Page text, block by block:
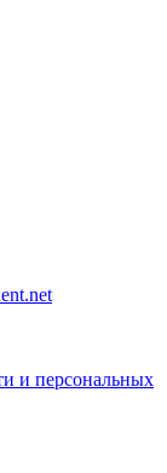
и персональных